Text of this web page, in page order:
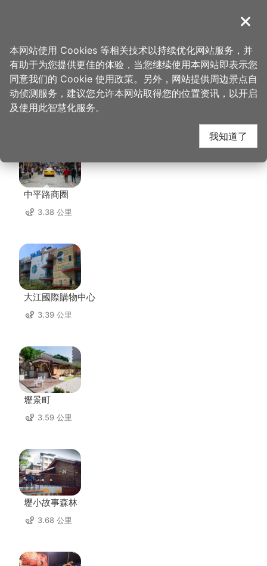
導覽
首页 > 想去的地方 > 住宿 > 丽庄汽车旅馆
丽庄汽车旅馆 周边景点
中平路商圈
3.38 公里
大江國際購物中心
3.39 公里
壢景町
3.59 公里
壢小故事森林
3.68 公里
关闭
本网站使用 Cookies 等相关技术以持续优化网站服务，并
有助于为您提供更佳的体验，当您继续使用本网站即表示您
同意我们的 Cookie 使用政策。另外，网站提供周边景点自
动侦测服务，建议您允许本网站取得您的位置资讯，以开启
及使用此智慧化服务。
我知道了